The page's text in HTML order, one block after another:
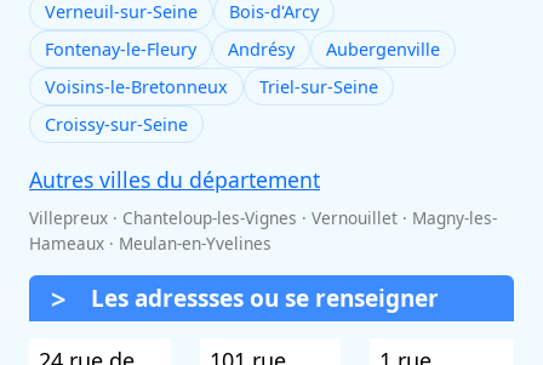
Verneuil-sur-Seine
Bois-d'Arcy
Fontenay-le-Fleury
Andrésy
Aubergenville
Voisins-le-Bretonneux
Triel-sur-Seine
Croissy-sur-Seine
Autres villes du département
Villepreux · Chanteloup-les-Vignes · Vernouillet · Magny-les-
Hameaux · Meulan-en-Yvelines
Les adressses ou se renseigner